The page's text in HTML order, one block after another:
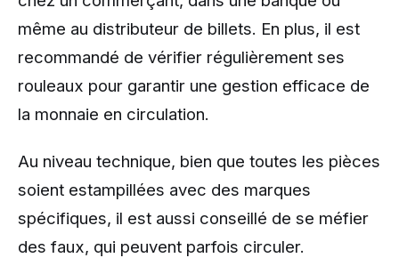
même au distributeur de billets. En plus, il est
recommandé de vérifier régulièrement ses
rouleaux pour garantir une gestion efficace de
la monnaie en circulation.
Au niveau technique, bien que toutes les pièces
soient estampillées avec des marques
spécifiques, il est aussi conseillé de se méfier
des faux, qui peuvent parfois circuler.